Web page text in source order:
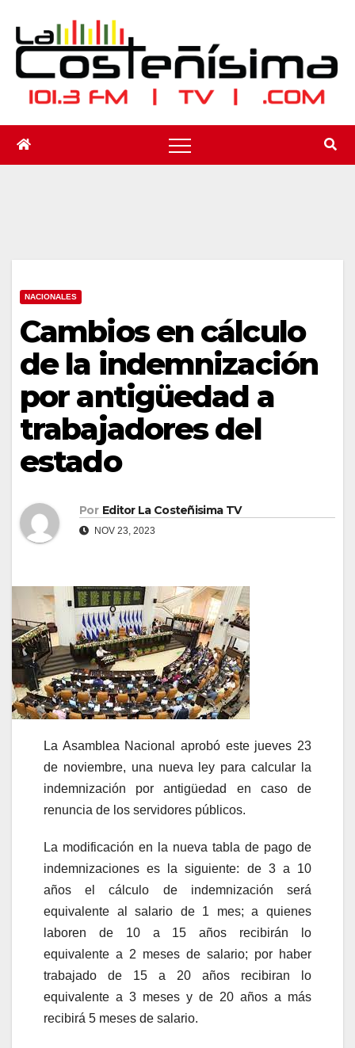
contenido
NACIONALES
Cambios en cálculo
de la indemnización
por antigüedad a
trabajadores del
estado
Por Editor La Costeñisima TV
NOV 23, 2023
La Asamblea Nacional aprobó este jueves 23
de noviembre, una nueva ley para calcular la
indemnización por antigüedad en caso de
renuncia de los servidores públicos.
La modificación en la nueva tabla de pago de
indemnizaciones es la siguiente: de 3 a 10
años el cálculo de indemnización será
equivalente al salario de 1 mes; a quienes
laboren de 10 a 15 años recibirán lo
equivalente a 2 meses de salario; por haber
trabajado de 15 a 20 años recibiran lo
equivalente a 3 meses y de 20 años a más
recibirá 5 meses de salario.